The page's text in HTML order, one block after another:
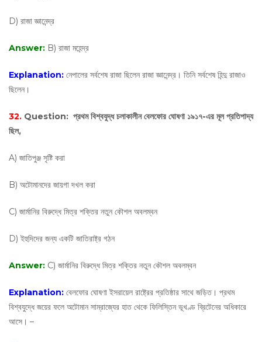
D) রাজা জ্ঞানেন্দ্র
Answer: B) রাজা মহেন্দ্র
Explanation: নেপালের সর্বশেষ রাজা ছিলেন রাজা জ্ঞানেন্দ্র। তিনি সর্বশেষ হিন্দু রাজাও
ছিলেন।
32. Question: প্রথম বিশ্বযুদ্ধ চলাকালীন বেলফোর ঘোষণা ১৯১৭-এর মূল প্রতিপাদ্য
ছিল,
A) জাতিপুঞ্জ সৃষ্টি করা
B) অটোমানদের জায়গা দখল করা
C) জার্মানির বিরুদ্ধে মিত্র শক্তির নতুন কৌশল অবলম্বন
D) ইহুদিদের জন্য একটি জাতিরাষ্ট্র গঠন
Answer: C) জার্মানির বিরুদ্ধে মিত্র শক্তির নতুন কৌশল অবলম্বন
Explanation: বেলফোর ঘোষণা ইসরায়েল রাষ্ট্রের প্রতিষ্ঠার সাথে জড়িত। প্রথম
বিশ্বযুদ্ধে জয়ের ফলে অটোমান সাম্রাজ্যের হাত থেকে ফিলিস্তিন ভূখণ্ড ব্রিটেনের অধিকারে
আসে। –